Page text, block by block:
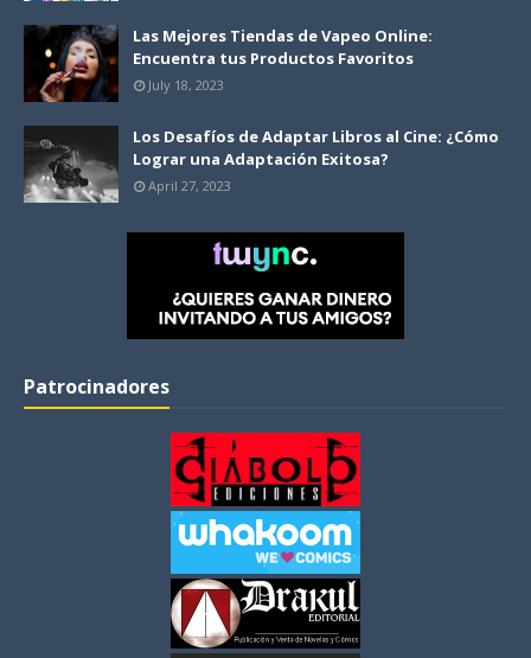
Las Mejores Tiendas de Vapeo Online:
Encuentra tus Productos Favoritos
July 18, 2023
Los Desafíos de Adaptar Libros al Cine: ¿Cómo
Lograr una Adaptación Exitosa?
April 27, 2023
Patrocinadores